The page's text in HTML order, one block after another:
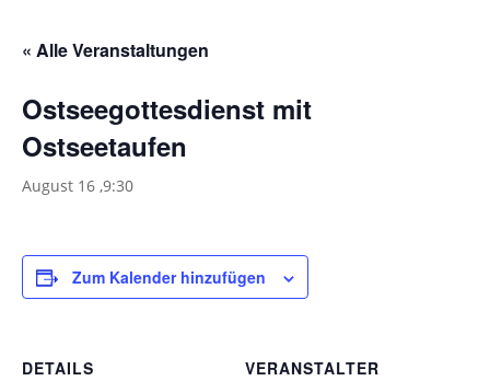
« Alle Veranstaltungen
Ostseegottesdienst mit
Ostseetaufen
August 16 ,9:30
Zum Kalender hinzufügen
DETAILS
VERANSTALTER